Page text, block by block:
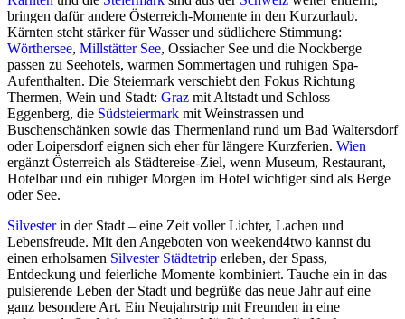
bringen dafür andere Österreich-Momente in den Kurzurlaub.
Kärnten steht stärker für Wasser und südlichere Stimmung:
Wörthersee, Millstätter See, Ossiacher See und die Nockberge
passen zu Seehotels, warmen Sommertagen und ruhigen Spa-
Aufenthalten. Die Steiermark verschiebt den Fokus Richtung
Thermen, Wein und Stadt: Graz mit Altstadt und Schloss
Eggenberg, die Südsteiermark mit Weinstrassen und
Buschenschänken sowie das Thermenland rund um Bad Waltersdorf
oder Loipersdorf eignen sich eher für längere Kurzferien. Wien
ergänzt Österreich als Städtereise-Ziel, wenn Museum, Restaurant,
Hotelbar und ein ruhiger Morgen im Hotel wichtiger sind als Berge
oder See.
Silvesterin der Stadt – eine Zeit voller Lichter, Lachen und
Lebensfreude. Mit den Angeboten von weekend4two kannst du
einen erholsamen Silvester Städtetrip erleben, der Spass,
Entdeckung und feierliche Momente kombiniert. Tauche ein in das
pulsierende Leben der Stadt und begrüße das neue Jahr auf eine
ganz besondere Art. Ein Neujahrstrip mit Freunden in eine